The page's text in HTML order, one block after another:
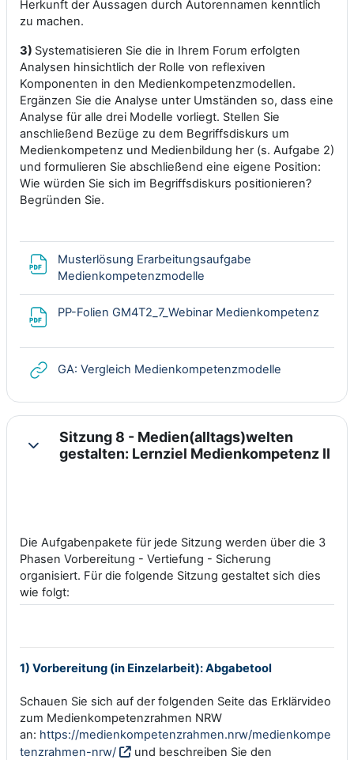
Herkunft der Aussagen durch Autorennamen kenntlich
zu machen.
3) Systematisieren Sie die in Ihrem Forum erfolgten
Analysen hinsichtlich der Rolle von reflexiven
Komponenten in den Medienkompetenzmodellen.
Ergänzen Sie die Analyse unter Umständen so, dass eine
Analyse für alle drei Modelle vorliegt. Stellen Sie
anschließend Bezüge zu dem Begriffsdiskurs um
Medienkompetenz und Medienbildung her (s. Aufgabe 2)
und formulieren Sie abschließend eine eigene Position:
Wie würden Sie sich im Begriffsdiskurs positionieren?
Begründen Sie.
Musterlösung Erarbeitungsaufgabe
Medienkompetenzmodelle
PP-Folien GM4T2_7_Webinar Medienkompetenz
GA: Vergleich Medienkompetenzmodelle
Einklappen
Sitzung 8 - Medien(alltags)welten
gestalten: Lernziel Medienkompetenz II
Die Aufgabenpakete für jede Sitzung werden über die 3
Phasen Vorbereitung - Vertiefung - Sicherung
organisiert. Für die folgende Sitzung gestaltet sich dies
wie folgt:
1) Vorbereitung (in Einzelarbeit): Abgabetool
Schauen Sie sich auf der folgenden Seite das Erklärvideo
zum Medienkompetenzrahmen NRW
an: https://medienkompetenzrahmen.nrw/medienkompe
tenzrahmen-nrw/
und beschreiben Sie den